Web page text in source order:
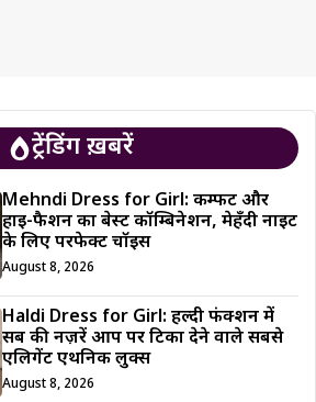
ट्रेंडिंग ख़बरें
Mehndi Dress for Girl: कम्फर्ट और
हाई-फैशन का बेस्ट कॉम्बिनेशन, मेहँदी नाइट
के लिए परफेक्ट चॉइस
August 8, 2026
Haldi Dress for Girl: हल्दी फंक्शन में
सब की नज़रें आप पर टिका देने वाले सबसे
एलिगेंट एथनिक लुक्स
August 8, 2026